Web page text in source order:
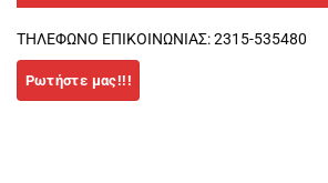
ΤΗΛΕΦΩΝΟ ΕΠΙΚΟΙΝΩΝΙΑΣ: 2315-535480